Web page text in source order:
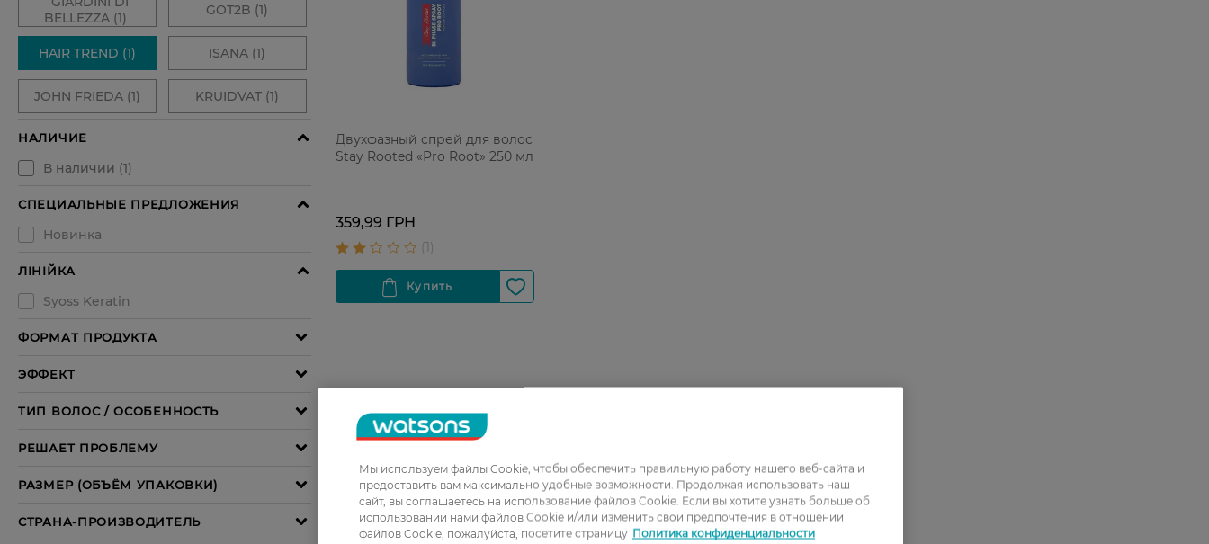
Двухфазный спрей для волос
Stay Rooted «Pro Root» 250 мл
359,99 ГРН
Мы используем файлы Cookie, чтобы обеспечить правильную работу нашего веб-сайта и
предоставить вам максимально удобные возможности. Продолжая использовать наш
сайт, вы соглашаетесь на использование файлов Cookie. Если вы хотите узнать больше об
использовании нами файлов Cookie и/или изменить свои предпочтения в отношении
файлов Cookie, пожалуйста, посетите страницу Политика конфиденциальности